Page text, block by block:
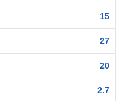
15
27
20
2.7